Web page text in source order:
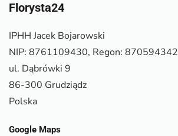
Florysta24
IPHH Jacek Bojarowski
NIP: 8761109430, Regon: 870594342
ul. Dąbrówki 9
86-300 Grudziądz
Polska
Google Maps